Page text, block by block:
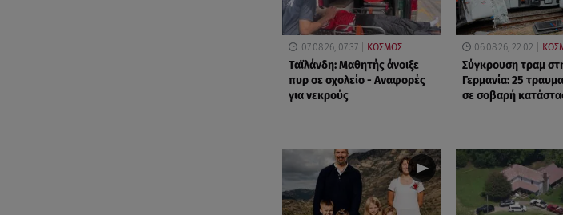
07.08.26, 07:37 ΚΟΣΜΟΣ
Ταϊλάνδη: Μαθητής άνοιξε
πυρ σε σχολείο - Αναφορές
για νεκρούς
06.08.26, 22:02
Σύγκρουση τραμ
Γερμανία: 25
σε σοβαρή